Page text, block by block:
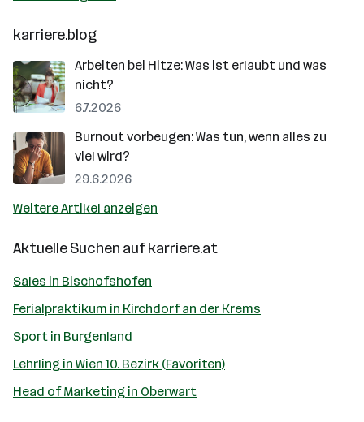
karriere.blog
Arbeiten bei Hitze: Was ist erlaubt und was
nicht?
6.7.2026
Burnout vorbeugen: Was tun, wenn alles zu
viel wird?
29.6.2026
Weitere Artikel anzeigen
Aktuelle Suchen aufkarriere.at
Sales in Bischofshofen
Ferialpraktikum in Kirchdorf an der Krems
Sport in Burgenland
Lehrling in Wien 10. Bezirk (Favoriten)
Head of Marketing in Oberwart